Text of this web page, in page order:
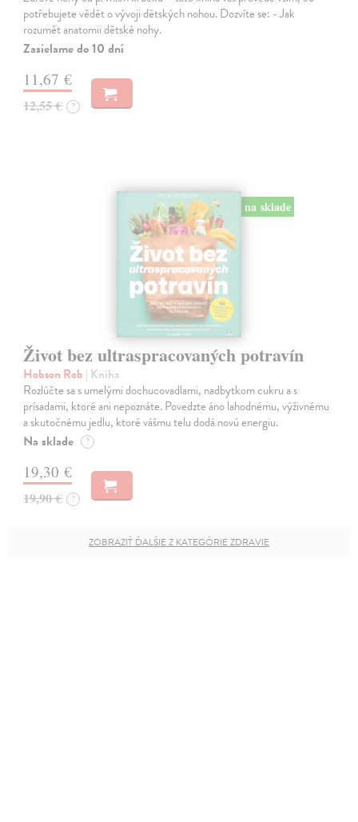
potřebujete vědět o vývoji dětských nohou. Dozvíte se: - Jak
rozumět anatomii dětské nohy.
Zasielame do 10 dní
11,67 €
12,55 € ?
na sklade
Život bez ultraspracovaných potravín
Hobson Rob | Kniha
Rozlúčte sa s umelými dochucovadlami, nadbytkom cukru a s
prísadami, ktoré ani nepoznáte. Povedzte áno lahodnému, výživnému
a skutočnému jedlu, ktoré vášmu telu dodá novú energiu.
Na sklade ?
19,30 €
19,90 € ?
ZOBRAZIŤ ĎALŠIE Z KATEGÓRIE ZDRAVIE